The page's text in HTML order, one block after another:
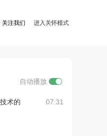
关注我们 进入关怀模式
自动播放
术的
07:31